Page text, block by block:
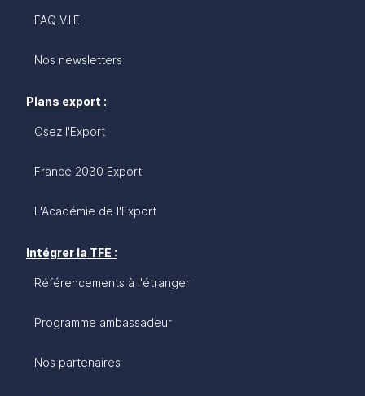
FAQ V.I.E
Nos newsletters
Plans export :
Osez l'Export
France 2030 Export
L'Académie de l'Export
Intégrer la TFE :
Référencements à l'étranger
Programme ambassadeur
Nos partenaires